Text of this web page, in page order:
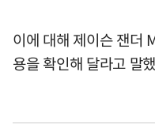
이에 대해 제이슨 잰더
용을 확인해 달라고 말